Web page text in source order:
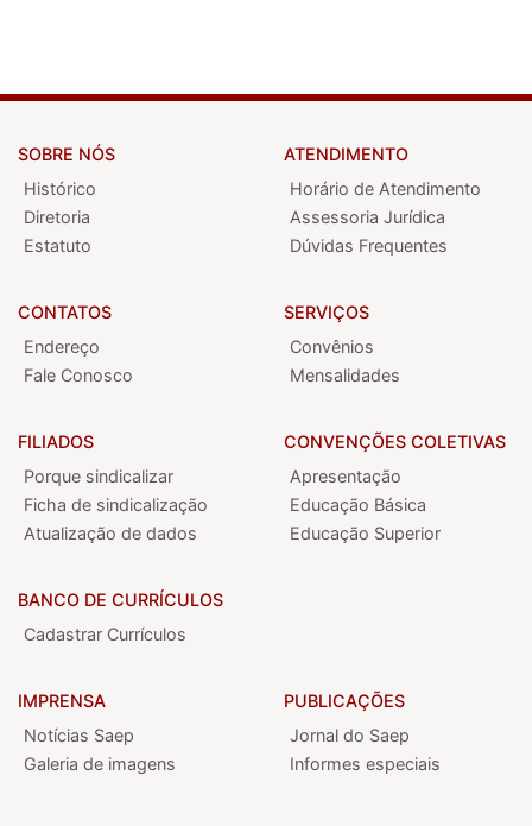
SOBRE NÓS
Histórico
Diretoria
Estatuto
CONTATOS
Endereço
Fale Conosco
ATENDIMENTO
Horário de Atendimento
Assessoria Jurídica
Dúvidas Frequentes
SERVIÇOS
Convênios
Mensalidades
FILIADOS
Porque sindicalizar
Ficha de sindicalização
Atualização de dados
BANCO DE CURRÍCULOS
Cadastrar Currículos
CONVENÇÕES COLETIVAS
Apresentação
Educação Básica
Educação Superior
IMPRENSA
Notícias Saep
Galeria de imagens
PUBLICAÇÕES
Jornal do Saep
Informes especiais